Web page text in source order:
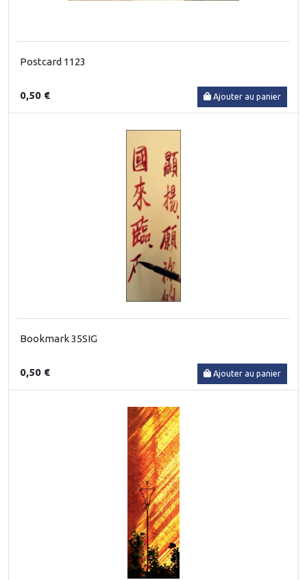
Postcard 1123
0,50 € Ajouter au panier
Bookmark 35SIG
0,50 € Ajouter au panier